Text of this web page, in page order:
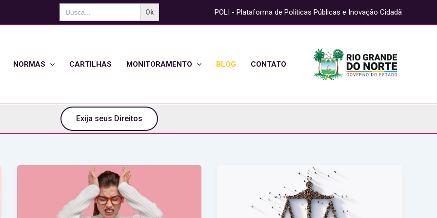
Search
for:
POLI - Plataforma de Políticas Públicas e Inovação Cidadã
NORMAS CARTILHAS MONITORAMENTO BLOG CONTATO
Exija seus Direitos